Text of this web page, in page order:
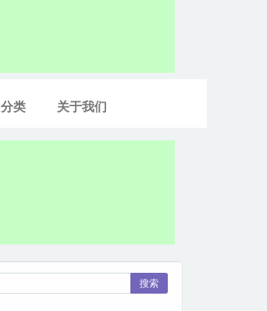
分类 关于我们
搜索